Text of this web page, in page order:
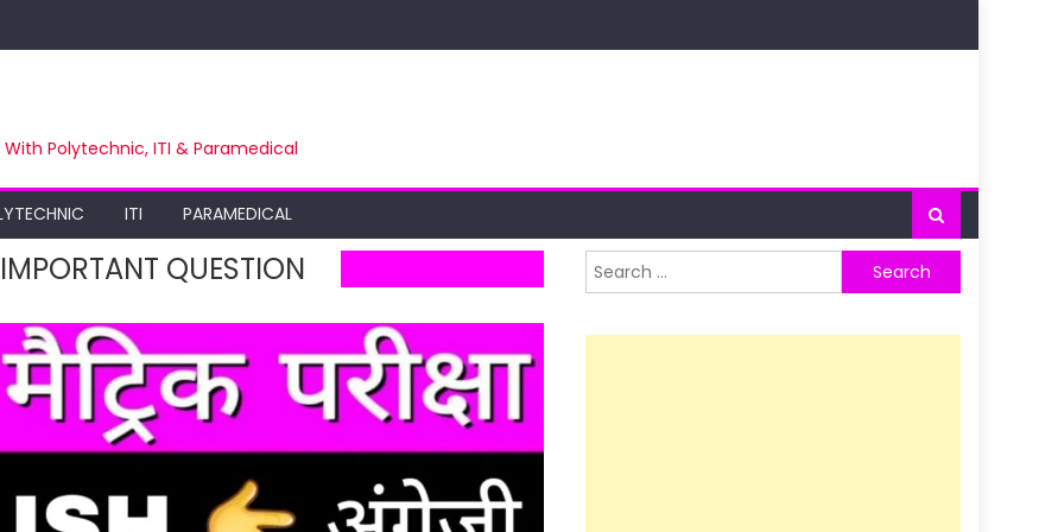
Polytechnic, ITI & Paramedical
ITI PARAMEDICAL
QUESTION
Search
for: